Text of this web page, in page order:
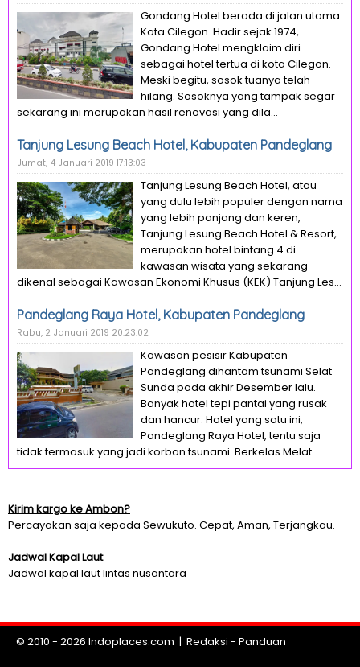
Gondang Hotel berada di jalan utama
Kota Cilegon. Hadir sejak 1974,
Gondang Hotel mengklaim diri
sebagai hotel tertua di kota Cilegon.
Meski begitu, sosok tuanya telah
hilang. Sosoknya yang tampak segar
sekarang ini merupakan hasil renovasi yang dila...
Tanjung Lesung Beach Hotel, Kabupaten Pandeglang
Jumat, 4 Januari 2019 17:13:03
Tanjung Lesung Beach Hotel, atau
yang dulu lebih populer dengan nama
yang lebih panjang dan keren,
Tanjung Lesung Beach Hotel & Resort,
merupakan hotel bintang 4 di
kawasan wisata yang sekarang
dikenal sebagai Kawasan Ekonomi Khusus (KEK) Tanjung Les...
Pandeglang Raya Hotel, Kabupaten Pandeglang
Rabu, 2 Januari 2019 20:23:02
Kawasan pesisir Kabupaten
Pandeglang dihantam tsunami Selat
Sunda pada akhir Desember lalu.
Banyak hotel tepi pantai yang rusak
dan hancur. Hotel yang satu ini,
Pandeglang Raya Hotel, tentu saja
tidak termasuk yang jadi korban tsunami. Berkelas Melat...
Kirim kargo ke Ambon?
Percayakan saja kepada Sewukuto. Cepat, Aman, Terjangkau.
Jadwal Kapal Laut
Jadwal kapal laut lintas nusantara
© 2010 - 2026 Indoplaces.com | Redaksi - Panduan